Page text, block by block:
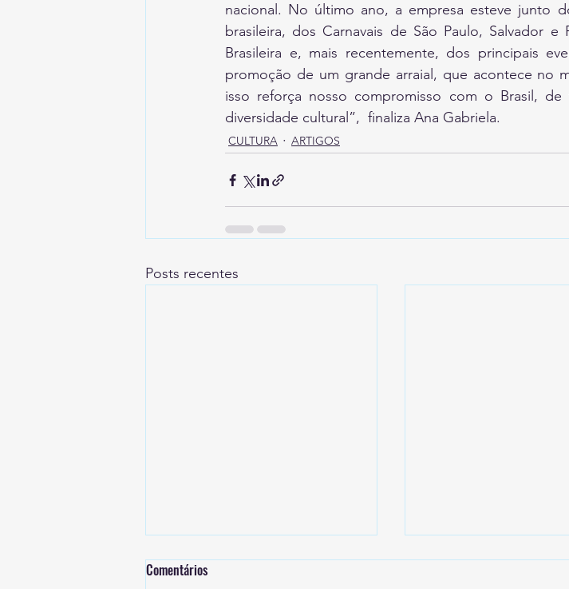
nacional. No último ano, a empresa esteve junto
brasileira, dos Carnavais de São Paulo, Salvador
Brasileira e, mais recentemente, dos principais
promoção de um grande arraial, que acontece no
isso reforça nosso compromisso com o Brasil,
diversidade cultural”,  finaliza Ana Gabriela.
CULTURA ARTIGOS
Posts recentes
Comentários